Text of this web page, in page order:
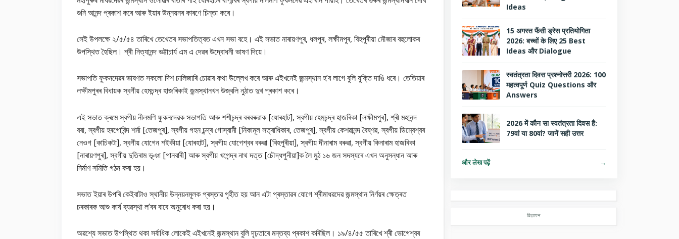
শুনি আনন্দ প্ৰকাশ কৰে আৰু ইয়াৰ উন্নয়নৰ কাৰণে চিন্তা কৰে।
সেই উপলক্ষে ২/৫/৫৪ তাৰিখে তেখেতৰ সভাপতিত্বত এখন সভা বহে। এই সভাত নাৰায়ণপুৰ, ধলপুৰ, লক্ষীমপুৰ, বিহপুৰীয়া মৌজাৰ বহুলোকৰ
উপস্থিত হৈছিল। শ্ৰী নিত্যানন্দ ভট্টাচাৰ্য এম এ দেৱৰ উদ্বোধনী ভাষণ দিয়ে।
সভাপতি ফুকনদেৱৰ ভাষণত সকলো দিশ চালিজাৰি চোৱাৰ কথা উল্লেখ কৰে আৰু এইখনেই জন্মস্থান হ’ব লাগে বুলি যুক্তি দাঙি ধৰে। তেতিয়াৰ
লক্ষীমপুৰৰ বিধায়ক স্বগীয় হেমচন্দ্ৰ হাজৰিকাই জন্মস্থানখন উজ্বলি নুঠাত দুখ প্ৰকাশ কৰে।
এই সভাত ক্ৰমে স্বগীয় নীলমণি ফুকনদেৱক সভাপতি আৰু শশীচন্দ্ৰ বৰবৰুৱাক [যোৰহাট], স্বগীয় হেমচন্দ্ৰ হাজৰিকা [লক্ষীমপুৰ], শ্ৰী মহানন্দ
বৰা, স্বগীয় হৰগোবিন্দ শৰ্মা [তেজপুৰ], স্বগীয় গহন চন্দ্ৰ গোস্বামী [নিকামূল সত্ৰাধিকাৰ, তেজপুৰ], স্বগীয় কেশৱানন্দ বৈষ্ণৱ, স্বগীয় ডিম্বেশ্বৰ
নেওগ [কাচিকটা], স্বগীয় যোগেন শইকীয়া [যোৰহাট], স্বগীয় যোগেশ্বৰ বৰুৱা [বিহপুৰীয়া], স্বগীয় দীনাৰাম বৰুৱা, স্বগীয় কিনাৰাম হাজৰিকা
[নাৰায়ণপুৰ], স্বগীয় দুতিৰাম ভূঞা [পানবাৰী] আৰু স্বৰ্গীয় খগেন্দ্ৰ নাথ দত্ত [চৌদ্ধপুনীয়া]ক লৈ মুঠ ১৬ জন সদস্যৰে এখন অনুসন্ধান আৰু
নিৰ্মাণ সমিতি গঠন কৰা হয়।
সভাত ইয়াৰ উপৰি কেইবাটাও স্থানীয় উন্নয়নমূলক প্ৰস্তাৱ গৃহীত হয় আন এটা প্ৰস্তাৱৰ যোগে শ্ৰীমাধৱদেৱ জন্মস্থান নিৰ্ণয়ৰ ক্ষেত্ৰত
চৰকাৰক আশু কাৰ্য ব্যৱস্থা ল’বৰ বাবে অনুৰোধ কৰা হয়।
অৱশ্যে সভাত উপস্থিত থকা সৰ্বাধিক লোকেই এইখনেই জন্মস্থান বুলি দৃঢ়তাৰে মন্তব্য প্ৰকাশ কৰিছিল। ১৯/৪/৫৫ তাৰিখে শ্ৰী ভোগেশ্বৰ
Ideas
15 अगस्त फैंसी ड्रेस प्रतियोगिता
2026: बच्चों के लिए 25 Best
Ideas और Dialogue
स्वतंत्रता दिवस प्रश्नोत्तरी 2026: 100
महत्वपूर्ण Quiz Questions और
Answers
2026 में कौन सा स्वतंत्रता दिवस है:
79वां या 80वां? जानें सही उत्तर
और लेख पढ़ें →